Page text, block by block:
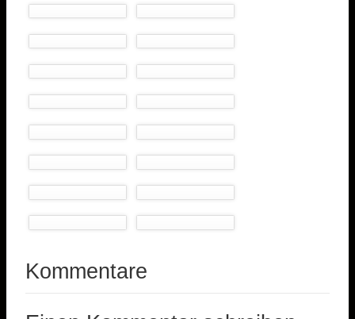
Kommentare